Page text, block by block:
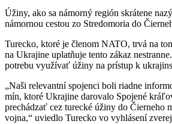
Úžiny, ako sa námorný región skrátene
námornou cestou zo Stredomoria do
Turecko, ktoré je členom NATO, trvá na
na Ukrajine uplatňuje tento zákaz
potrebu využívať úžiny na prístup k
„Naši relevantní spojenci boli riadne
mín, ktoré Ukrajine darovalo Spojené
prechádzať cez turecké úžiny do Čierneho
vojna,“ uviedlo Turecko vo vyhlásení